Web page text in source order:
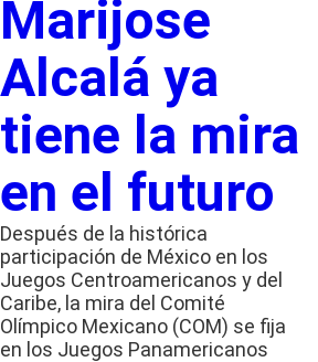
Marijose
Alcalá ya
tiene la mira
en el futuro
Después de la histórica
participación de México en los
Juegos Centroamericanos y del
Caribe, la mira del Comité
Olímpico Mexicano (COM) se fija
en los Juegos Panamericanos